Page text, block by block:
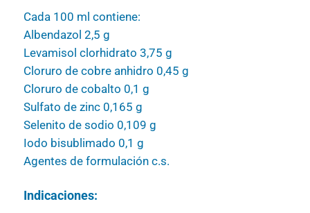
Cada 100 ml contiene:
Albendazol 2,5 g
Levamisol clorhidrato 3,75 g
Cloruro de cobre anhidro 0,45 g
Cloruro de cobalto 0,1 g
Sulfato de zinc 0,165 g
Selenito de sodio 0,109 g
Iodo bisublimado 0,1 g
Agentes de formulación c.s.
Indicaciones: